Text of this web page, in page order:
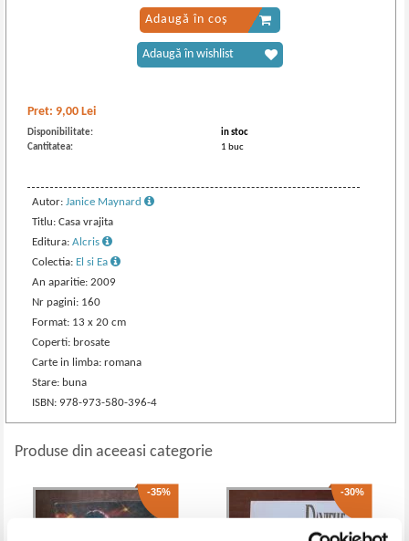
Pret:9,00 Lei
Disponibilitate:
in stoc
Cantitatea:
1 buc
Autor:Janice Maynard
Titlu: Casa vrajita
Editura:Alcris
Colectia: El si Ea
An aparitie: 2009
Nr pagini: 160
Format: 13 x 20 cm
Coperti: brosate
Carte in limba: romana
Stare: buna
ISBN: 978-973-580-396-4
Adaugă în coș
Adaugă în wishlist
Produse din aceeasi categorie
-35% -30%